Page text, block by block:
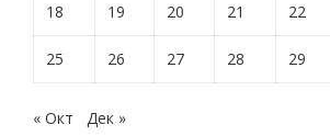
18 19 20 21 22
25 26 27 28 29
« Окт Дек »